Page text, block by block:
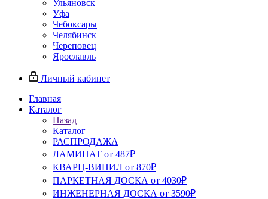
Ульяновск
Уфа
Чебоксары
Челябинск
Череповец
Ярославль
Личный кабинет
Главная
Каталог
Назад
Каталог
РАСПРОДАЖА
ЛАМИНАТ от 487₽
КВАРЦ-ВИНИЛ от 870₽
ПАРКЕТНАЯ ДОСКА от 4030₽
ИНЖЕНЕРНАЯ ДОСКА от 3590₽